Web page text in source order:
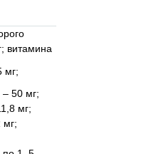
витамина
мг;
50 мг;
мг;
мг;